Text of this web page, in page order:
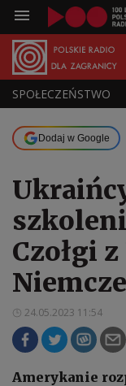
SPOŁECZEŃSTWO
Dodaj w Google
Czołgi
24.05.2023 11:54
Amerykanie